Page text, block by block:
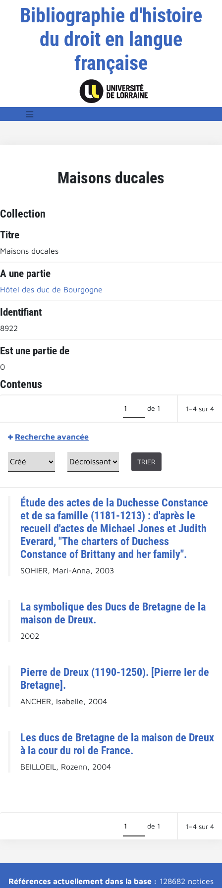
Bibliographie d'histoire
du droit en langue
française
Maisons ducales
Collection
Titre
Maisons ducales
A une partie
Hôtel des duc de Bourgogne
Identifiant
8922
Est une partie de
0
Contenus
de 1 1–4 sur 4
Recherche avancée
TRIER
Étude des actes de la Duchesse Constance
et de sa famille (1181-1213) : d'après le
recueil d'actes de Michael Jones et Judith
Everard, "The charters of Duchess
Constance of Brittany and her family".
SOHIER, Mari-Anna, 2003
La symbolique des Ducs de Bretagne de la
maison de Dreux.
2002
Pierre de Dreux (1190-1250). [Pierre Ier de
Bretagne].
ANCHER, Isabelle, 2004
Les ducs de Bretagne de la maison de Dreux
à la cour du roi de France.
BEILLOEIL, Rozenn, 2004
de 1 1–4 sur 4
Références actuellement dans la base : 128682 notices